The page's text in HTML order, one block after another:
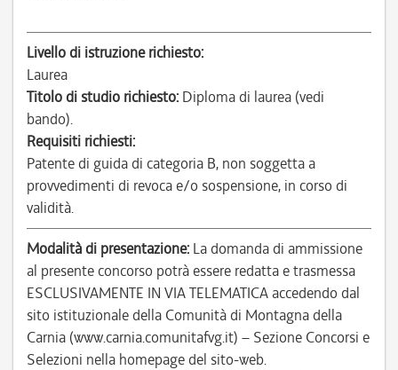
Livello di istruzione richiesto:
Laurea
Titolo di studio richiesto: Diploma di laurea (vedi
bando).
Requisiti richiesti:
Patente di guida di categoria B, non soggetta a
provvedimenti di revoca e/o sospensione, in corso di
validità.
Modalità di presentazione: La domanda di ammissione
al presente concorso potrà essere redatta e trasmessa
ESCLUSIVAMENTE IN VIA TELEMATICA accedendo dal
sito istituzionale della Comunità di Montagna della
Carnia (www.carnia.comunitafvg.it) – Sezione Concorsi e
Selezioni nella homepage del sito-web.